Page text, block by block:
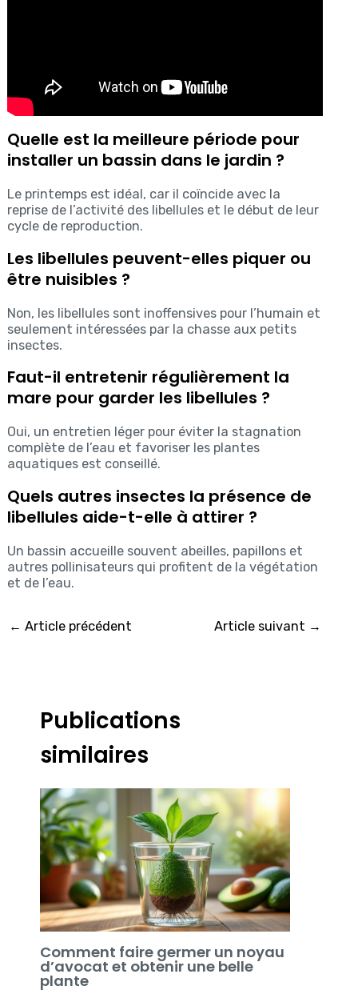
Quelle est la meilleure période pour
installer un bassin dans le jardin ?
Le printemps est idéal, car il coïncide avec la
reprise de l’activité des libellules et le début de leur
cycle de reproduction.
Les libellules peuvent-elles piquer ou
être nuisibles ?
Non, les libellules sont inoffensives pour l’humain et
seulement intéressées par la chasse aux petits
insectes.
Faut-il entretenir régulièrement la
mare pour garder les libellules ?
Oui, un entretien léger pour éviter la stagnation
complète de l’eau et favoriser les plantes
aquatiques est conseillé.
Quels autres insectes la présence de
libellules aide-t-elle à attirer ?
Un bassin accueille souvent abeilles, papillons et
autres pollinisateurs qui profitent de la végétation
et de l’eau.
← Article précédent Article suivant →
Publications
similaires
Comment faire germer un noyau
d’avocat et obtenir une belle
plante